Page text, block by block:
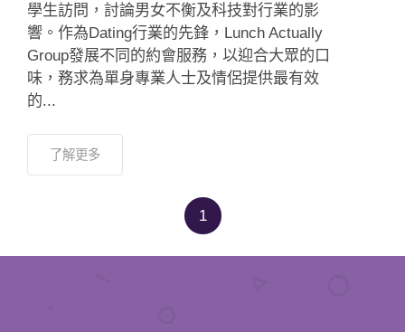
學生訪問，討論男女不衡及科技對行業的影
響。作為Dating行業的先鋒，Lunch Actually
Group發展不同的約會服務，以迎合大眾的口
味，務求為單身專業人士及情侶提供最有效
的...
了解更多
1